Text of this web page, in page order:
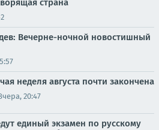
страна
Вечерне-ночной новостишный
неделя августа почти закончена
20:47
единый экзамен по русскому